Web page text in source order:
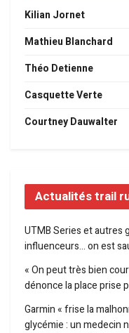
Kilian Jornet
Mathieu Blanchard
Théo Detienne
Casquette Verte
Courtney Dauwalter
Actualités trail
UTMB Series et autres
influenceurs… on est
« On peut très bien
dénonce la place prise
Garmin « frise la
glycémie : un medecin